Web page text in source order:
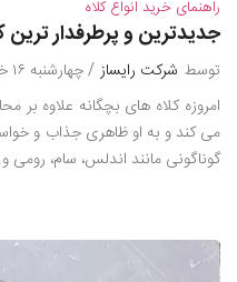
راهنمای خرید انواع کلاه
جدیدترین و پرطرفدار ترین
توسط شرکت رایساز / چهارشنبه ۱۶ خرداد ۱۴۰۳
امروزه کلاه های بچگانه علاوه بر
می کند و به او ظاهری جذاب و
گوناگونی مانند اندلس، سام،